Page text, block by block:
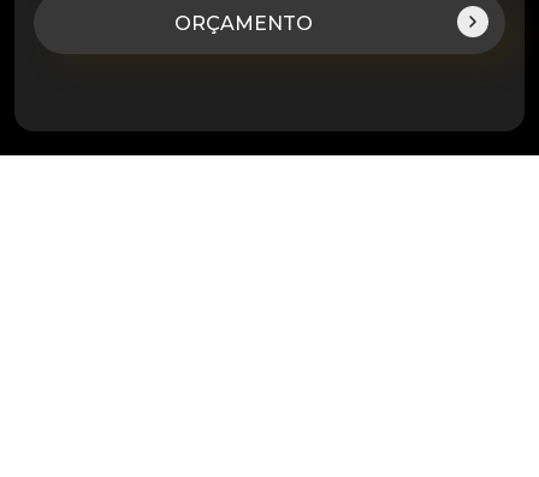
ORÇAMENTO